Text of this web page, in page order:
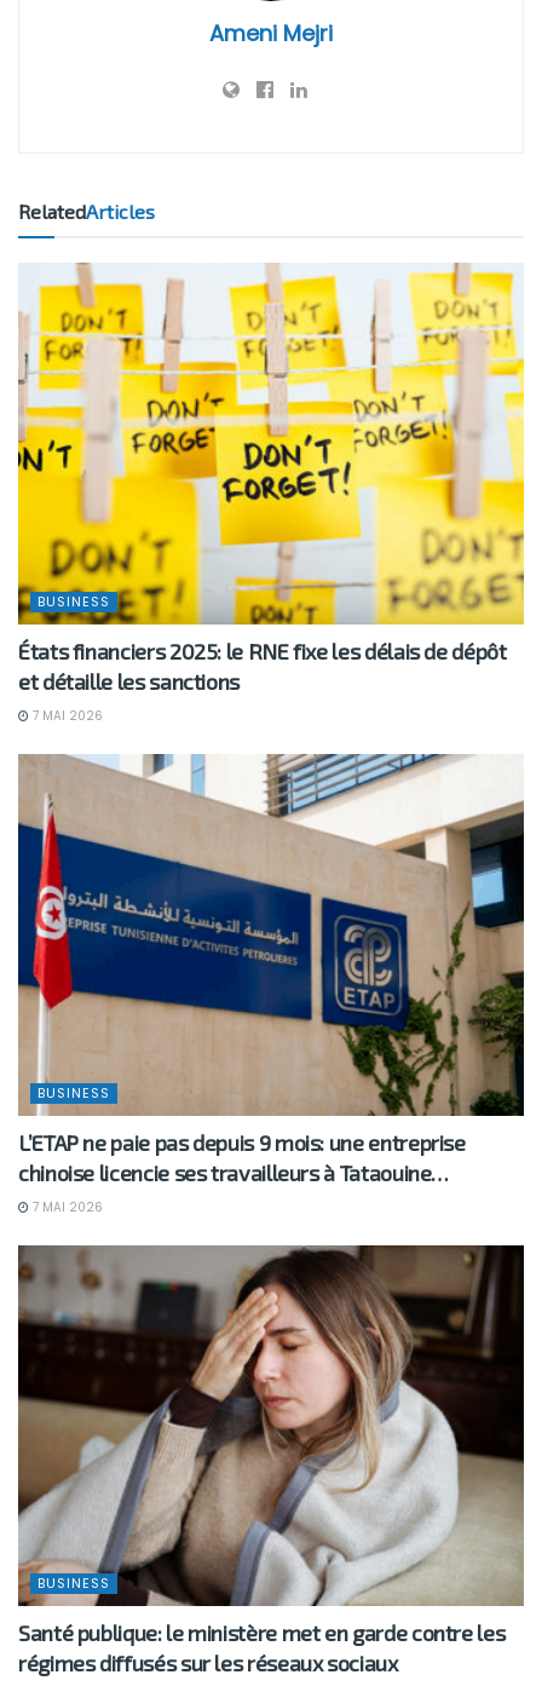
Ameni Mejri
RelatedArticles
BUSINESS
États financiers 2025: le RNE fixe les délais de dépôt
et détaille les sanctions
7 MAI 2026
BUSINESS
L’ETAP ne paie pas depuis 9 mois: une entreprise
chinoise licencie ses travailleurs à Tataouine…
7 MAI 2026
BUSINESS
Santé publique: le ministère met en garde contre les
régimes diffusés sur les réseaux sociaux